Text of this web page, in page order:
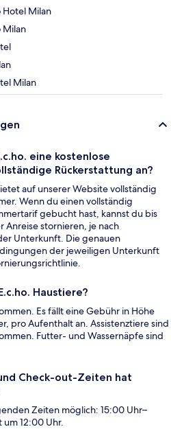
Milan
Milan
Milan
eine kostenlose
Rückerstattung an?
auf unserer Website vollständig
Wenn du einen vollständig
gebucht hast, kannst du bis
Anreise stornieren, je nach
Unterkunft. Die genauen
der jeweiligen Unterkunft
Haustiere?
Es fällt eine Gebühr in Höhe
pro Aufenthalt an. Assistenztiere sind
Futter- und Wassernäpfe sind
Check-out-Zeiten hat
Zeiten möglich: 15:00 Uhr–
12:00 Uhr.